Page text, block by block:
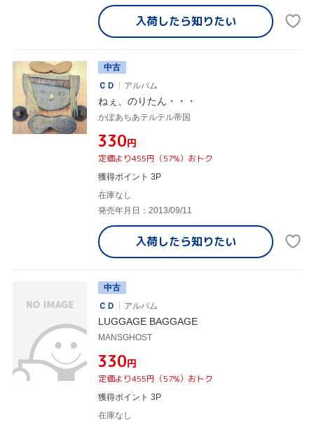
入荷したら知りたい
中古
ＣＤ
アルバム
ねぇ、のりたん・・・
かぽあちあテルテル帝国
¥330円
定価より455円（57%）おトク
獲得ポイント 3P
在庫なし
発売年月日：2013/09/11
入荷したら知りたい
中古
ＣＤ
アルバム
LUGGAGE BAGGAGE
MANSGHOST
¥330円
定価より455円（57%）おトク
獲得ポイント 3P
在庫なし